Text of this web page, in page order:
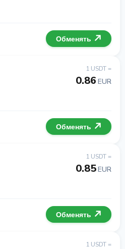
Обменять
1 USDT =
0.86 EUR
Обменять
1 USDT =
0.85EUR
Обменять
1 USDT =